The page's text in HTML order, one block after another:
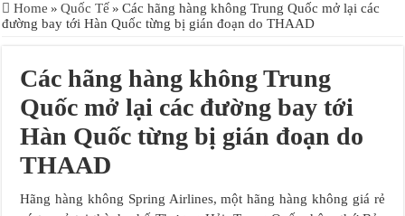
Home » Quốc Tế » Các hãng hàng không Trung Quốc mở lại các
đường bay tới Hàn Quốc từng bị gián đoạn do THAAD
Các hãng hàng không Trung
Quốc mở lại các đường bay tới
Hàn Quốc từng bị gián đoạn do
THAAD
Hãng hàng không Spring Airlines, một hãng hàng không giá rẻ